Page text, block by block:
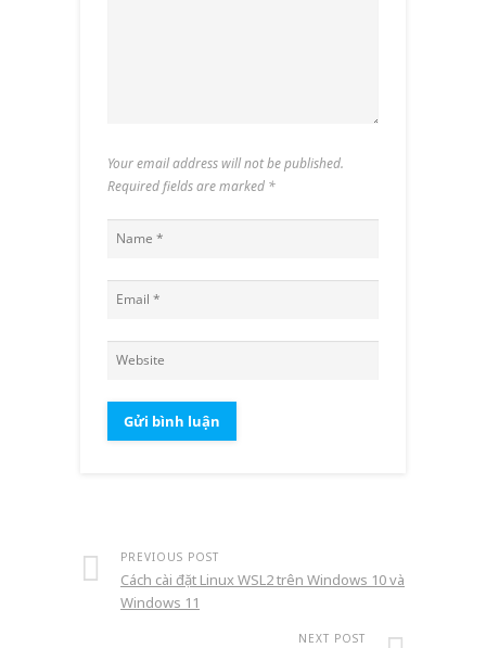
Your email address will not be published.
Required fields are marked *
PREVIOUS POST
Cách cài đặt Linux WSL2 trên Windows 10 và
Windows 11
NEXT POST